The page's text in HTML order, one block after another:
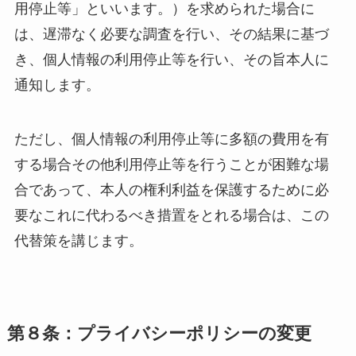
用停止等」といいます。）を求められた場合に
は、遅滞なく必要な調査を行い、その結果に基づ
き、個人情報の利用停止等を行い、その旨本人に
通知します。
ただし、個人情報の利用停止等に多額の費用を有
する場合その他利用停止等を行うことが困難な場
合であって、本人の権利利益を保護するために必
要なこれに代わるべき措置をとれる場合は、この
代替策を講じます。
第８条：プライバシーポリシーの変更